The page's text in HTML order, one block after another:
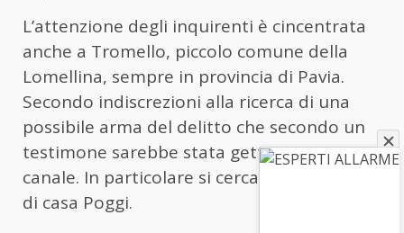
L’attenzione degli inquirenti è cincentrata
anche a Tromello, piccolo comune della
Lomellina, sempre in provincia di Pavia.
Secondo indiscrezioni alla ricerca di una
possibile arma del delitto che secondo un
testimone sarebbe stata gettata in un
canale. In particolare si cerca un attizzatoio
di casa Poggi.